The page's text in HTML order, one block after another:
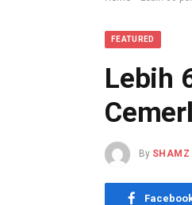
FEATURED
Lebih
By SHAMZ